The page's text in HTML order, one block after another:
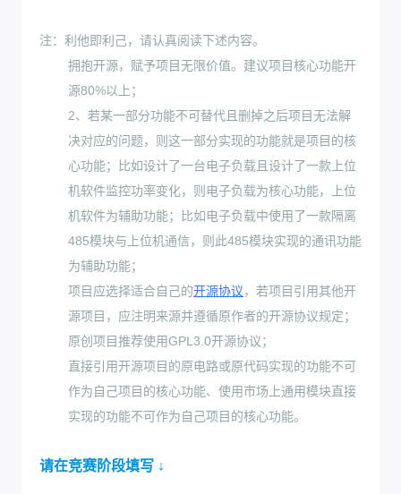
注：利他即利己，请认真阅读下述内容。
拥抱开源，赋予项目无限价值。建议项目核心功能开
源80%以上；
2、若某一部分功能不可替代且删掉之后项目无法解
决对应的问题，则这一部分实现的功能就是项目的核
心功能；比如设计了一台电子负载且设计了一款上位
机软件监控功率变化，则电子负载为核心功能，上位
机软件为辅助功能；比如电子负载中使用了一款隔离
485模块与上位机通信，则此485模块实现的通讯功能
为辅助功能；
项目应选择适合自己的开源协议，若项目引用其他开
源项目，应注明来源并遵循原作者的开源协议规定；
原创项目推荐使用GPL3.0开源协议；
直接引用开源项目的原电路或原代码实现的功能不可
作为自己项目的核心功能、使用市场上通用模块直接
实现的功能不可作为自己项目的核心功能。
请在竞赛阶段填写 ↓